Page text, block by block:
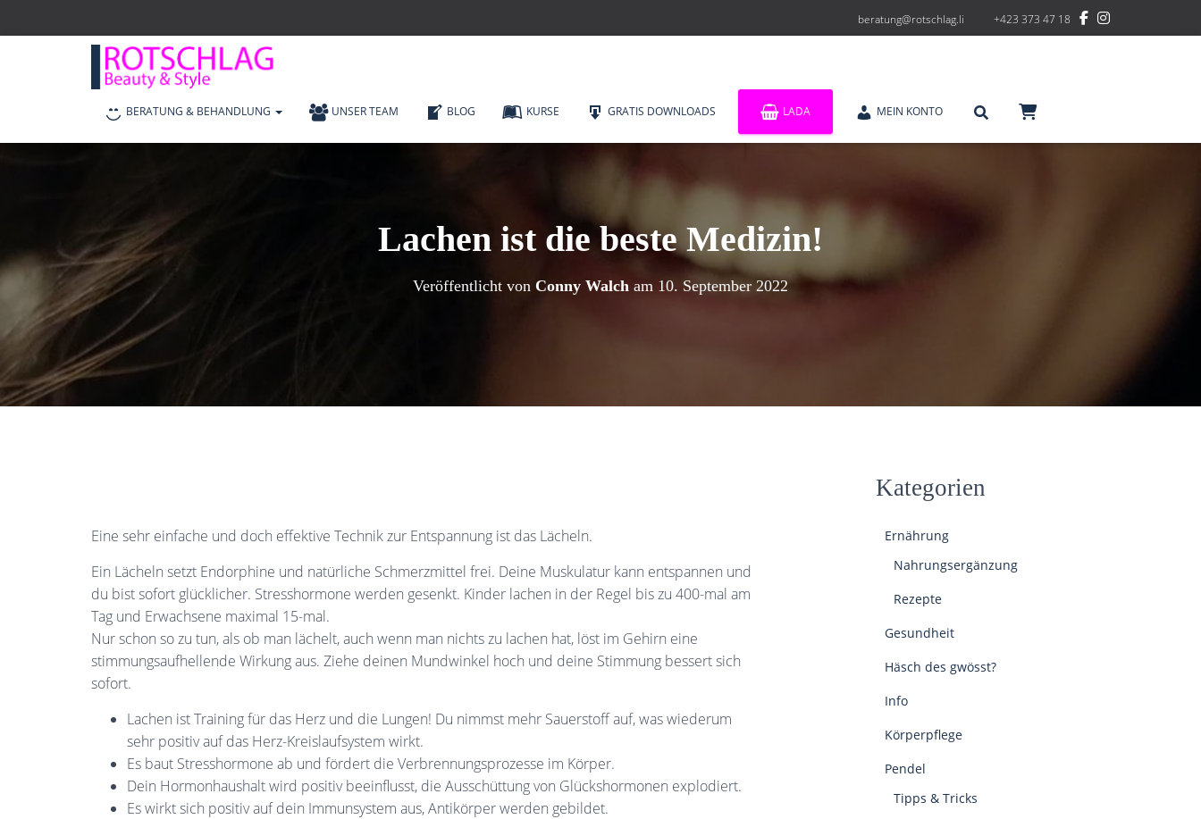
beratung@rotschlag.li +423 373 47 18
BERATUNG & BEHANDLUNG UNSER TEAM BLOG KURSE GRATIS DOWNLOADS LADA MEIN KONTO
Lachen ist die beste Medizin!
Veröffentlicht von Conny Walch am 10. September 2022
Eine sehr einfache und doch effektive Technik zur Entspannung ist das Lächeln.
Ein Lächeln setzt Endorphine und natürliche Schmerzmittel frei. Deine Muskulatur kann entspannen und
du bist sofort glücklicher. Stresshormone werden gesenkt. Kinder lachen in der Regel bis zu 400-mal am
Tag und Erwachsene maximal 15-mal.
Nur schon so zu tun, als ob man lächelt, auch wenn man nichts zu lachen hat, löst im Gehirn eine
stimmungsaufhellende Wirkung aus. Ziehe deinen Mundwinkel hoch und deine Stimmung bessert sich
sofort.
Lachen ist Training für das Herz und die Lungen! Du nimmst mehr Sauerstoff auf, was wiederum
sehr positiv auf das Herz-Kreislaufsystem wirkt.
Es baut Stresshormone ab und fördert die Verbrennungsprozesse im Körper.
Dein Hormonhaushalt wird positiv beeinflusst, die Ausschüttung von Glückshormonen explodiert.
Es wirkt sich positiv auf dein Immunsystem aus, Antikörper werden gebildet.
Kategorien
Ernährung
Nahrungsergänzung
Rezepte
Gesundheit
Häsch des gwösst?
Info
Körperpflege
Pendel
Tipps & Tricks